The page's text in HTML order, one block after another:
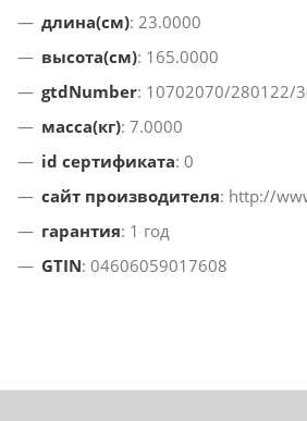
длина(см): 23.0000
высота(см): 165.0000
gtdNumber: 10702070/280122/
масса(кг): 7.0000
id сертификата: 0
сайт производителя: http://
гарантия: 1 год
GTIN: 04606059017608